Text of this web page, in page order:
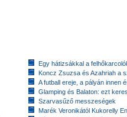
Egy hátizsákkal a
Koncz Zsuzsa és Azahriah a
A futball ereje, a pályán innen
Glamping és Balaton: ezt
Szarvasűző messzeségek
Marék Veronikától Kukorelly